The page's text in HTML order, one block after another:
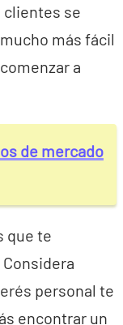
clientes se
más fácil
a
de mercado
que te
personal te
encontrar un